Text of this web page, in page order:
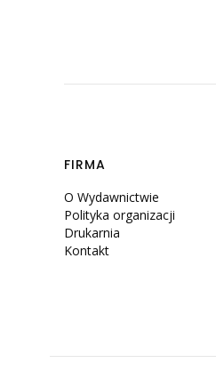
Linki w
FIRMA
O Wydawnictwie
Polityka organizacji
Drukarnia
Kontakt